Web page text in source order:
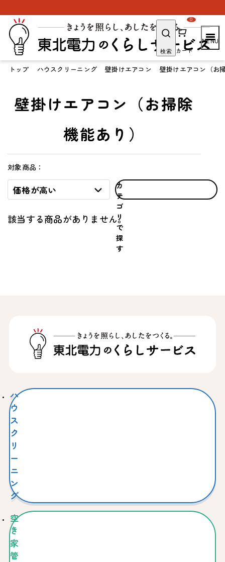
検索 カート
0
トップ ハウスクリーニング 壁掛けエアコン 壁掛けエアコン（お
壁掛けエアコン（お掃除
機能あり）
対象商品：
価格が高い
カ
テ
ゴ
リ
で
探
す
該当する商品がありません。
ハ
ウ
ス
ク
リ
ー
ニ
ン
グ
空
き
家
管